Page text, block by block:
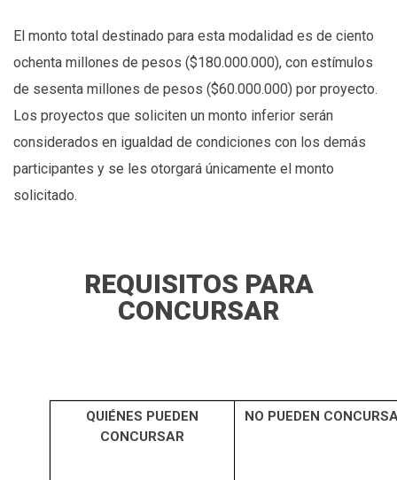
El monto total destinado para esta modalidad es de ciento
ochenta millones de pesos ($180.000.000), con estímulos
de sesenta millones de pesos ($60.000.000) por proyecto.
Los proyectos que soliciten un monto inferior serán
considerados en igualdad de condiciones con los demás
participantes y se les otorgará únicamente el monto
solicitado.
REQUISITOS PARA
CONCURSAR
QUIÉNES PUEDEN
CONCURSAR
NO PUEDEN